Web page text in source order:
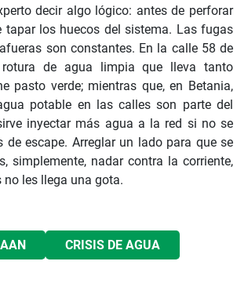
decir algo lógico: antes de perforar
tapar los huecos del sistema. Las fugas
son constantes. En la calle 58 de
de agua limpia que lleva tanto
pasto verde; mientras que, en Betania,
potable en las calles son parte del
inyectar más agua a la red si no se
de escape. Arreglar un lado para que se
simplemente, nadar contra la corriente,
les llega una gota.
CRISIS DE AGUA